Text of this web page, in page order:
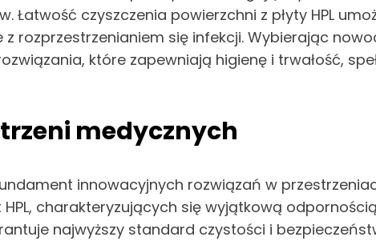
czyszczenia powierzchni z płyty HPL
rozprzestrzenianiem się infekcji. Wybierając
które zapewniają higienę i trwałość,
medycznych
innowacyjnych rozwiązań w
charakteryzujących się wyjątkową
najwyższy standard czystości i